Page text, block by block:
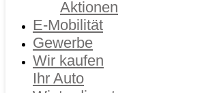
Aktionen
E-Mobilität
Gewerbe
Wir kaufen
Ihr Auto